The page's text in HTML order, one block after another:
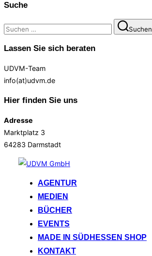
Suche
Suchen
nach:
Suchen
Lassen Sie sich beraten
UDVM-Team
info(at)udvm.de
Hier finden Sie uns
Adresse
Marktplatz 3
64283 Darmstadt
springen
AGENTUR
MEDIEN
BÜCHER
EVENTS
MADE IN SÜDHESSEN SHOP
KONTAKT